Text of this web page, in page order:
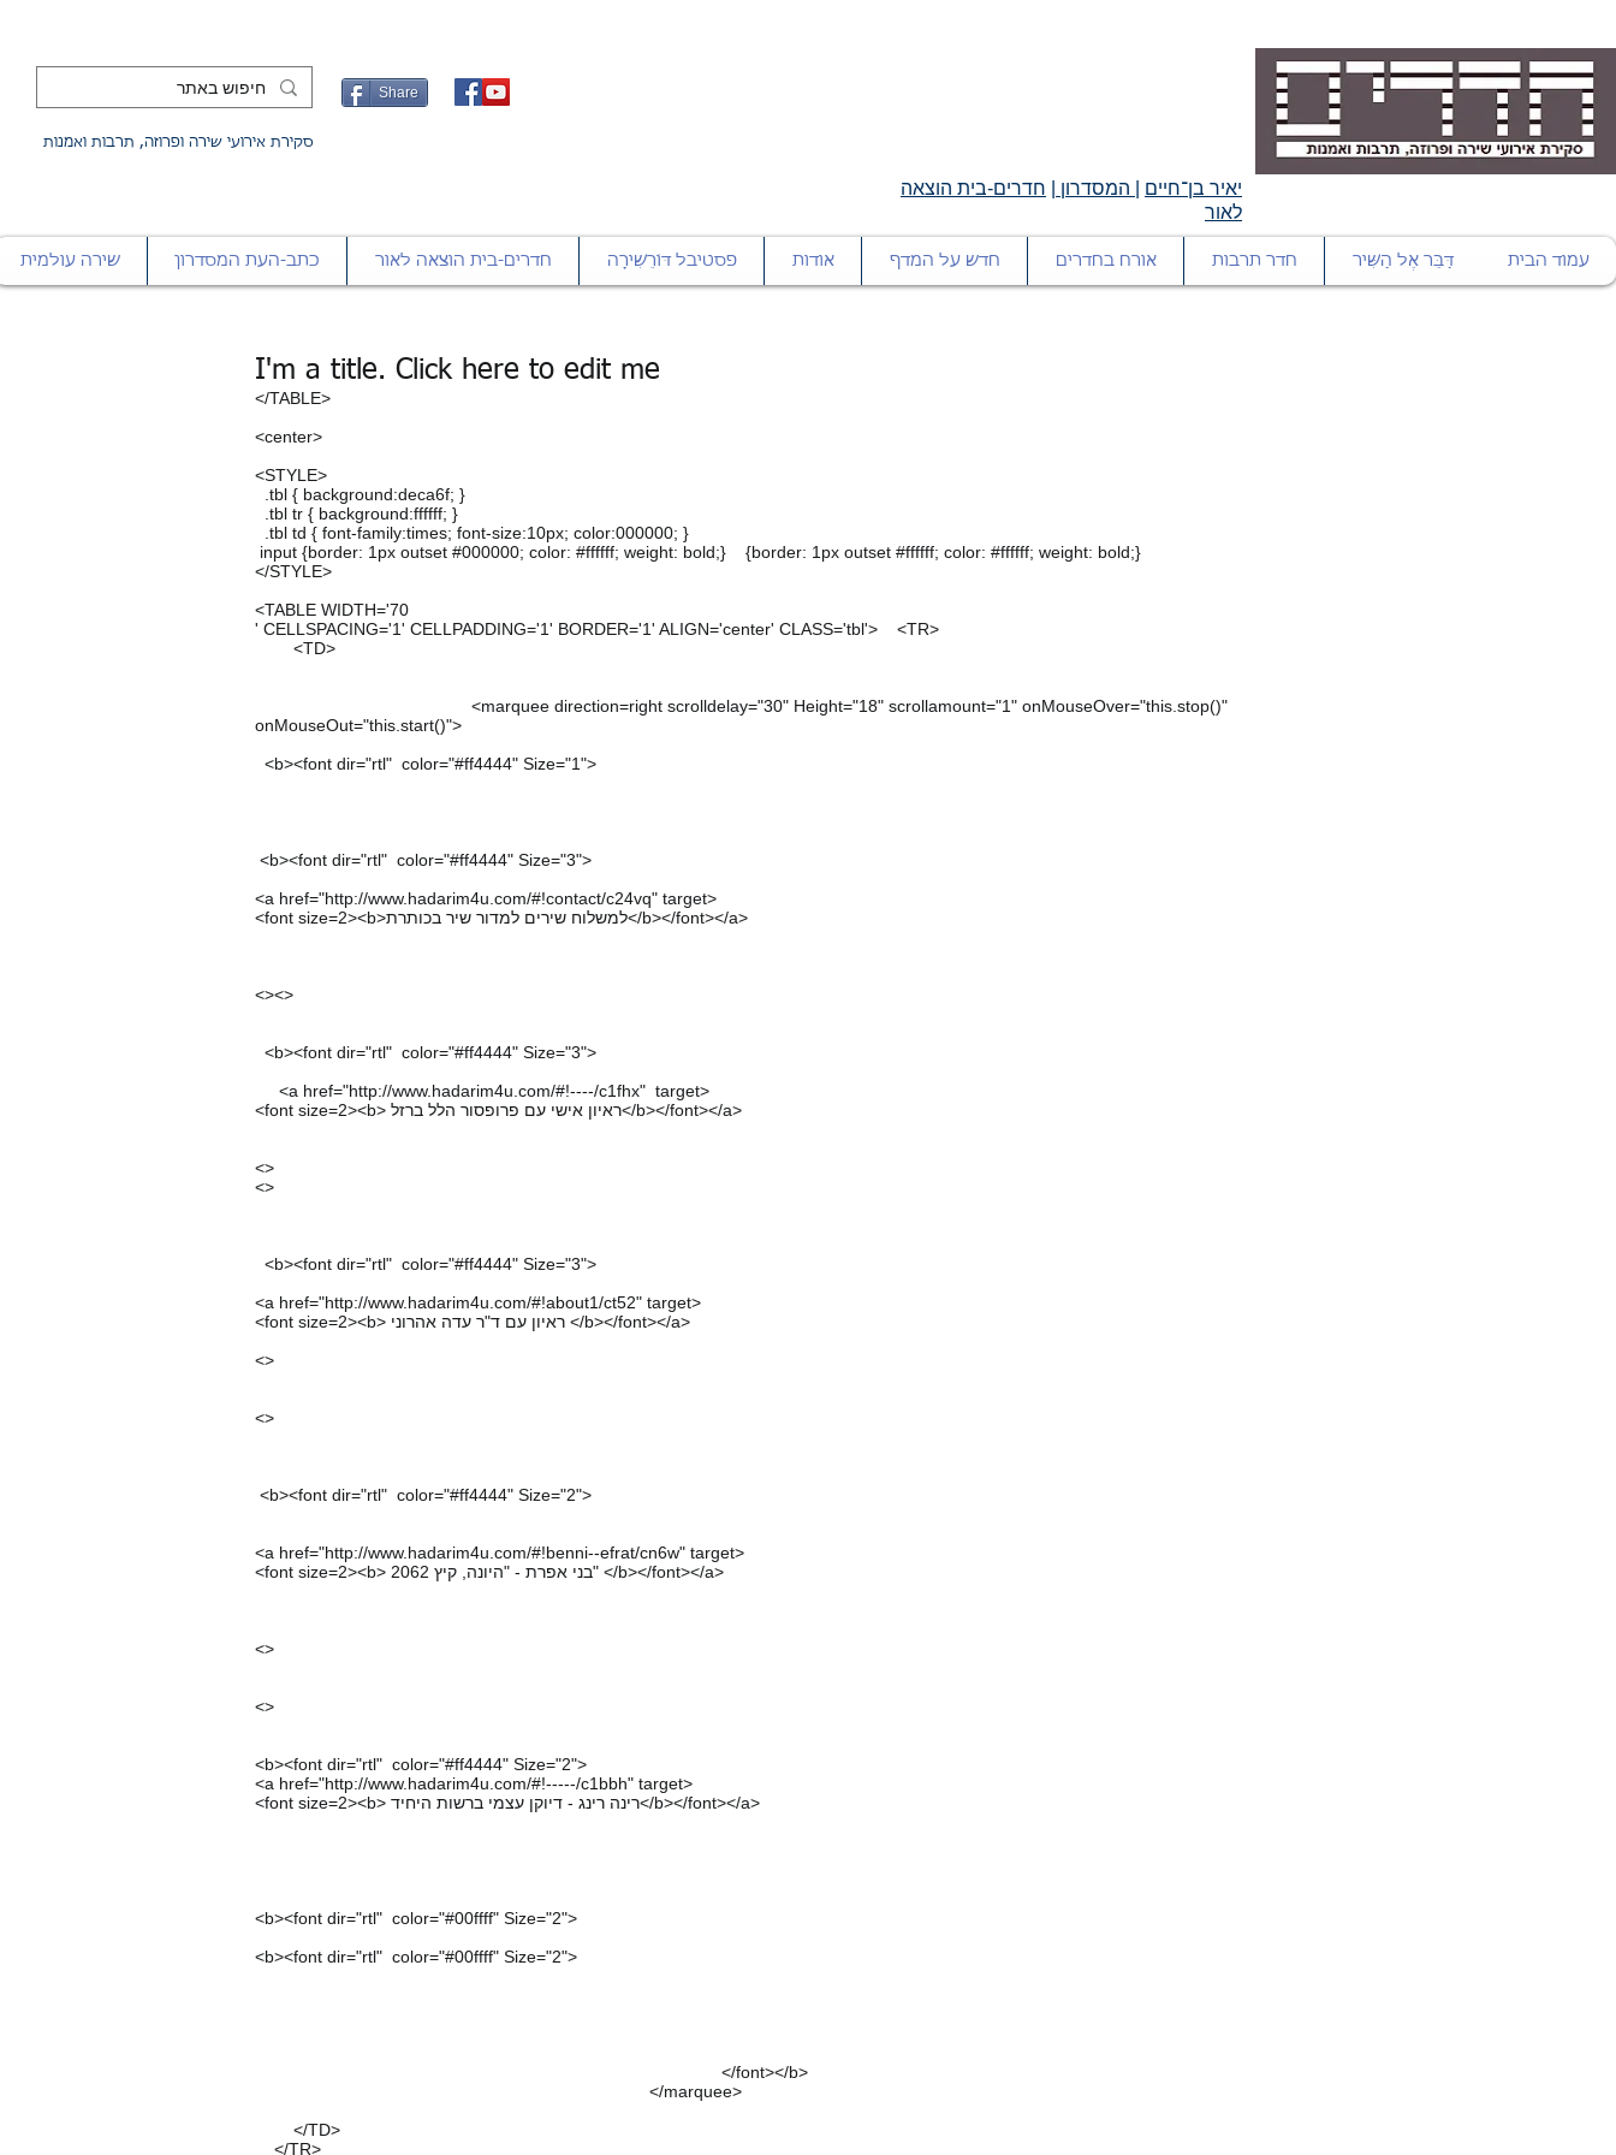
Share
סקירת אירועי שירה ופרוזה, תרבות ואמנות
יאיר בן־חיים המסדרון
חדרים-בית הוצאה
לאור
עמוד הבית דַּבֵּר אֶל הַשִּׁיר חדר תרבות אורח בחדרים חדש על המדף אודות פסטיבל דּוֹרֵשִׁירָה חדרים-בית הוצאה לאור כתב-העת המסדרון שירה עולמית
I'm a title. Click here to edit me
</TABLE>
<center>
<STYLE>
.tbl { background:deca6f; }
.tbl tr { background:ffffff; }
.tbl td { font-family:times; font-size:10px; color:000000; }
input {border: 1px outset #000000; color: #ffffff; weight: bold;} {border: 1px outset #ffffff; color: #ffffff; weight: bold;}
</STYLE>
<TABLE WIDTH='70
' CELLSPACING='1' CELLPADDING='1' BORDER='1' ALIGN='center' CLASS='tbl'> <TR>
<TD>
<marquee direction=right scrolldelay="30" Height="18" scrollamount="1" onMouseOver="this.stop()"
onMouseOut="this.start()">
<b><font dir="rtl" color="#ff4444" Size="1">
<b><font dir="rtl" color="#ff4444" Size="3">
<a href="http://www.hadarim4u.com/#!contact/c24vq" target>
<font size=2><b>למשלוח שירים למדור שיר בכותרת</b></font></a>
<><>
<b><font dir="rtl" color="#ff4444" Size="3">
<a href="http://www.hadarim4u.com/#!----/c1fhx" target>
<font size=2><b> ראיון אישי עם פרופסור הלל ברזל</b></font></a>
<>
<>
<b><font dir="rtl" color="#ff4444" Size="3">
<a href="http://www.hadarim4u.com/#!about1/ct52" target>
<font size=2><b> ראיון עם ד"ר עדה אהרוני </b></font></a>
<>
<>
<b><font dir="rtl" color="#ff4444" Size="2">
<a href="http://www.hadarim4u.com/#!benni--efrat/cn6w" target>
<font size=2><b> בני אפרת - "היונה, קיץ 2062" </b></font></a>
<>
<>
<b><font dir="rtl" color="#ff4444" Size="2">
<a href="http://www.hadarim4u.com/#!-----/c1bbh" target>
<font size=2><b> רינה רינג - דיוקן עצמי ברשות היחיד</b></font></a>
<b><font dir="rtl" color="#00ffff" Size="2">
<b><font dir="rtl" color="#00ffff" Size="2">
</font></b>
</marquee>
</TD>
</TR>